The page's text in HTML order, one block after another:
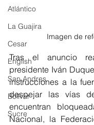
Atlántico
La Guajira
Cesar
English
San Andres
Bolívar
Sucre
Imagen de
Tras el anuncio
presidente Iván
instrucciones a la
despejar las vías
encuentran
Nacional, la